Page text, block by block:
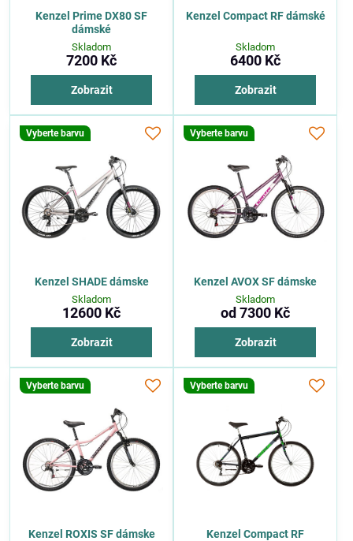
Kenzel Prime DX80 SF
dámské
Skladom
7200 Kč
Zobrazit
Kenzel Compact RF dámské
Skladom
6400 Kč
Zobrazit
Vyberte barvu
Kenzel SHADE dámske
Skladom
12600 Kč
Zobrazit
Vyberte barvu
Kenzel AVOX SF dámske
Skladom
od 7300 Kč
Zobrazit
Vyberte barvu
Kenzel ROXIS SF dámske
Vyberte barvu
Kenzel Compact RF